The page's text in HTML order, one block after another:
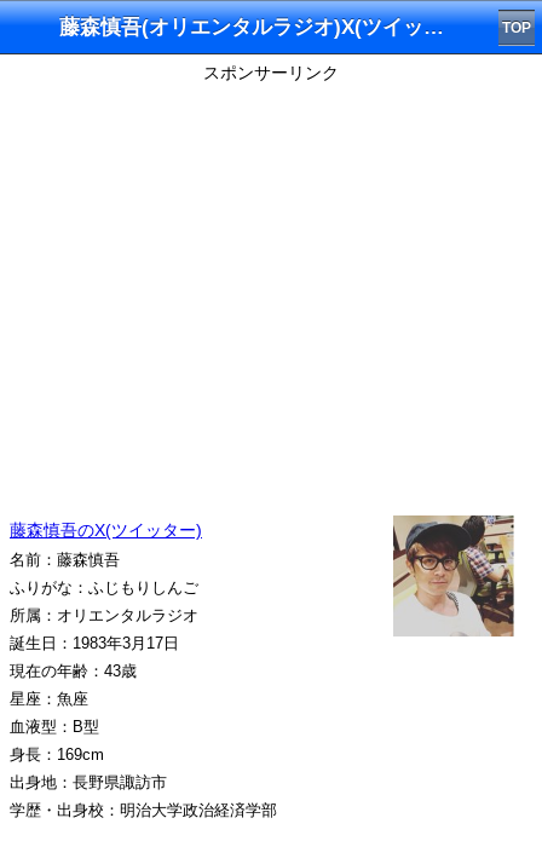
藤森慎吾(オリエンタルラジオ)X(ツイッター) TOP
スポンサーリンク
藤森慎吾のX(ツイッター)
名前：藤森慎吾
ふりがな：ふじもりしんご
所属：オリエンタルラジオ
誕生日：1983年3月17日
現在の年齢：43歳
星座：魚座
血液型：B型
身長：169cm
出身地：長野県諏訪市
学歴・出身校：明治大学政治経済学部